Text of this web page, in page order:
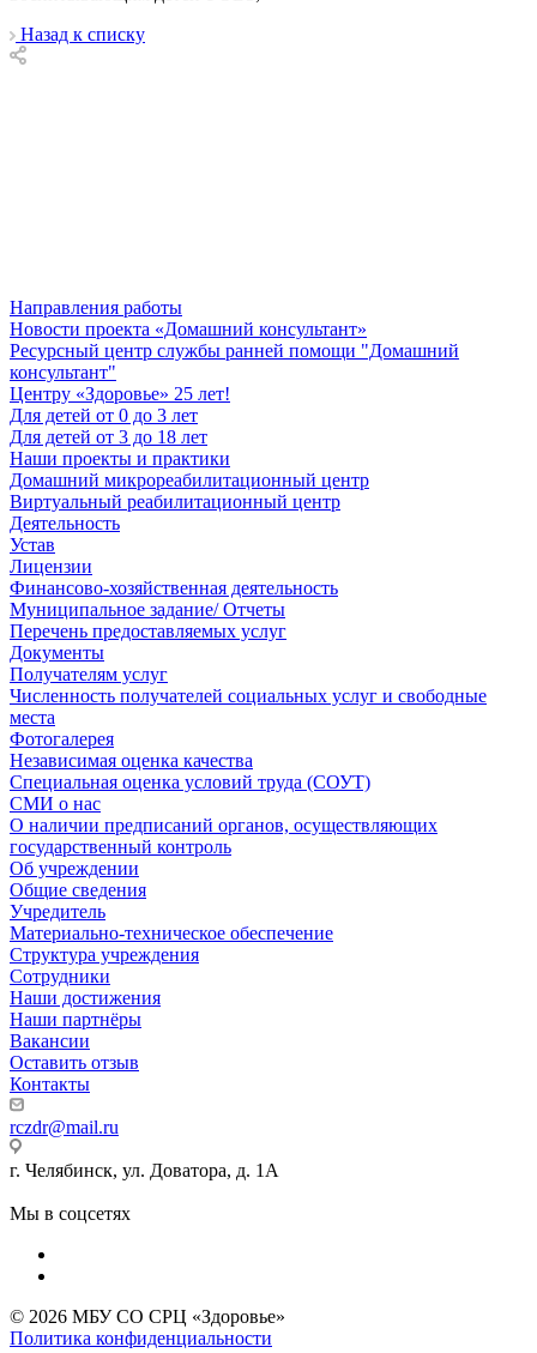
Назад к списку
Направления работы
Новости проекта «Домашний консультант»
Ресурсный центр службы ранней помощи "Домашний
консультант"
Центру «Здоровье» 25 лет!
Для детей от 0 до 3 лет
Для детей от 3 до 18 лет
Наши проекты и практики
Домашний микрореабилитационный центр
Виртуальный реабилитационный центр
Деятельность
Устав
Лицензии
Финансово-хозяйственная деятельность
Муниципальное задание/ Отчеты
Перечень предоставляемых услуг
Документы
Получателям услуг
Численность получателей социальных услуг и свободные
места
Фотогалерея
Независимая оценка качества
Специальная оценка условий труда (СОУТ)
СМИ о нас
О наличии предписаний органов, осуществляющих
государственный контроль
Об учреждении
Общие сведения
Учредитель
Материально-техническое обеспечение
Структура учреждения
Сотрудники
Наши достижения
Наши партнёры
Вакансии
Оставить отзыв
Контакты
rczdr@mail.ru
г. Челябинск, ул. Доватора, д. 1А
Мы в соцсетях
© 2026 МБУ СО СРЦ «Здоровье»
Политика конфиденциальности